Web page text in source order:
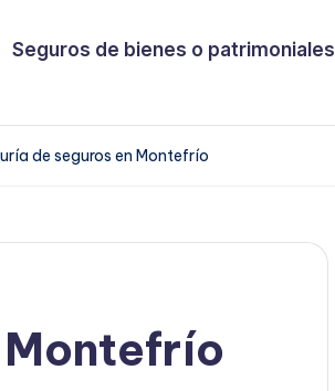
Seguros de bienes o patrimoniales
de seguros en Montefrío